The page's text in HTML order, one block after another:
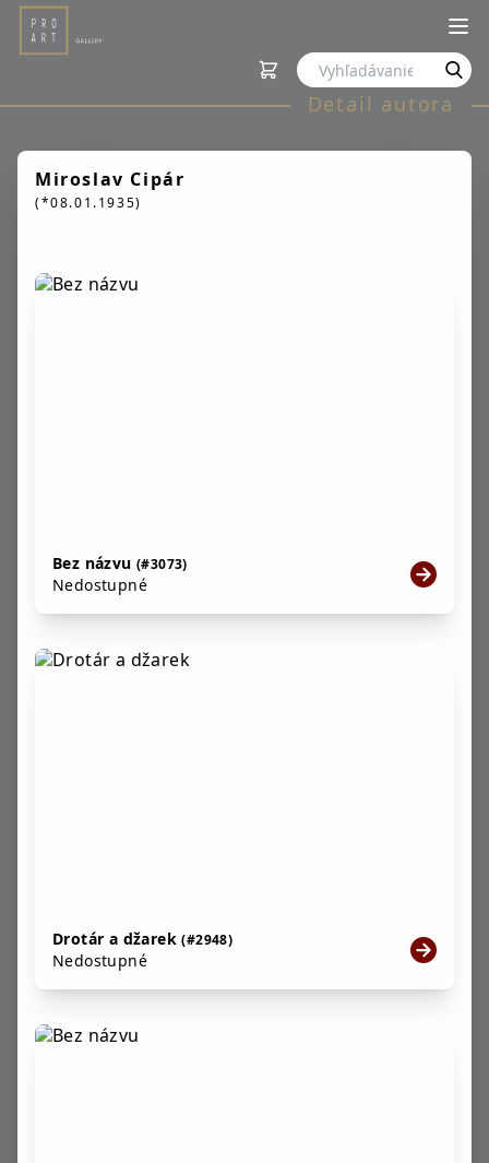
Detail autora
Miroslav Cipár
(*08.01.1935)
Bez názvu (#3073)
Nedostupné
Drotár a džarek(#2948)
Nedostupné